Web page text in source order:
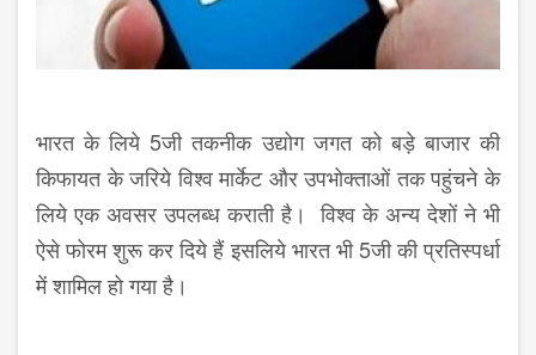
भारत के लिये 5जी तकनीक उद्योग जगत को बड़े बाजार की
किफायत के जरिये विश्व मार्केट और उपभोक्ताओं तक पहुंचने के
लिये एक अवसर उपलब्ध कराती है। विश्व के अन्य देशों ने भी
ऐसे फोरम शुरू कर दिये हैं इसलिये भारत भी 5जी की प्रतिस्पर्धा
में शामिल हो गया है।